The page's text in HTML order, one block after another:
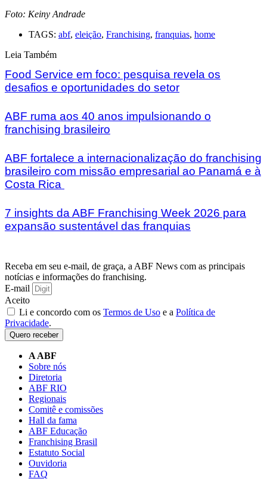
Foto: Keiny Andrade
TAGS: abf, eleição, Franchising, franquias, home
Leia Também
Food Service em foco: pesquisa revela os
desafios e oportunidades do setor
ABF ruma aos 40 anos impulsionando o
franchising brasileiro
ABF fortalece a internacionalização do franchising
brasileiro com missão empresarial ao Panamá e à
Costa Rica
7 insights da ABF Franchising Week 2026 para
expansão sustentável das franquias
Receba em seu e-mail, de graça, a ABF News com as principais
notícias e informações do franchising.
E-mail
Aceito
Li e concordo com os Termos de Uso e a Política de
Privacidade.
Quero receber
A ABF
Sobre nós
Diretoria
ABF RIO
Regionais
Comitê e comissões
Hall da fama
ABF Educação
Franchising Brasil
Estatuto Social
Ouvidoria
FAQ